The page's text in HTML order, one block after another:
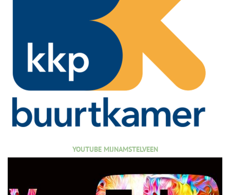
YOUTUBE MIJNAMSTELVEEN